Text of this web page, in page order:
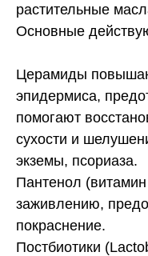
растительные
Основные
Церамиды
эпидермиса,
помогают
сухости и
экземы, псориаза.
Пантенол (витамин
заживлению,
покраснение.
Постбиотики